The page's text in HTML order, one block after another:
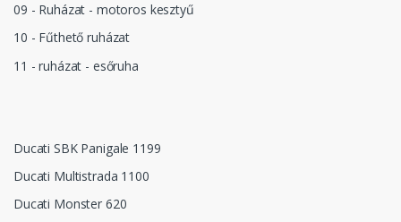
09 - Ruházat - motoros kesztyű
10 - Fűthető ruházat
11 - ruházat - esőruha
Ducati SBK Panigale 1199
Ducati Multistrada 1100
Ducati Monster 620